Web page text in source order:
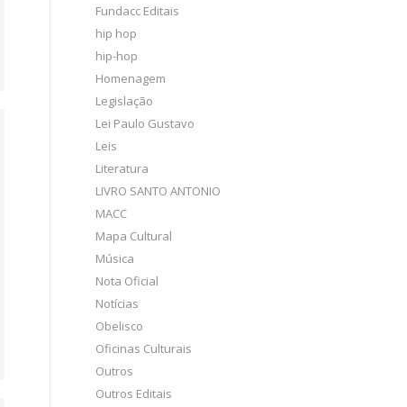
Fundacc Editais
hip hop
hip-hop
Homenagem
Legislação
Lei Paulo Gustavo
Leis
Literatura
LIVRO SANTO ANTONIO
MACC
Mapa Cultural
Música
Nota Oficial
Notícias
Obelisco
Oficinas Culturais
Outros
Outros Editais